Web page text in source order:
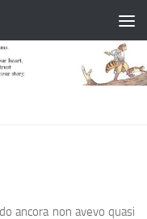
ancora non avevo quasi